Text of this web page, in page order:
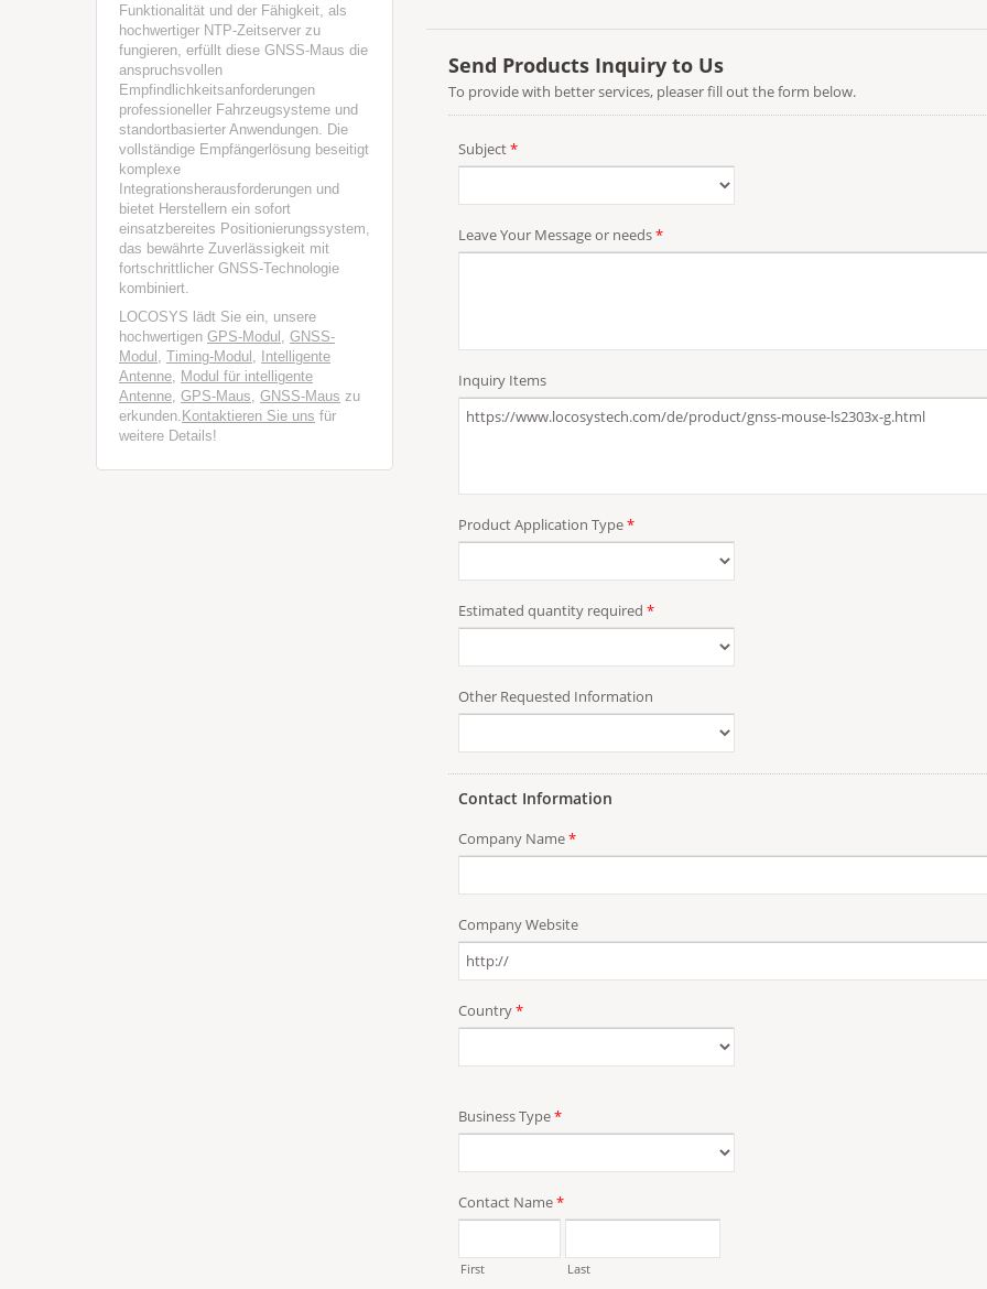
Funktionalität und der Fähigkeit, als
hochwertiger NTP-Zeitserver zu
fungieren, erfüllt diese GNSS-Maus die
anspruchsvollen
Empfindlichkeitsanforderungen
professioneller Fahrzeugsysteme und
standortbasierter Anwendungen. Die
vollständige Empfängerlösung beseitigt
komplexe
Integrationsherausforderungen und
bietet Herstellern ein sofort
einsatzbereites Positionierungssystem,
das bewährte Zuverlässigkeit mit
fortschrittlicher GNSS-Technologie
kombiniert.
LOCOSYS lädt Sie ein, unsere
hochwertigen GPS-Modul , GNSS-
Modul , Timing-Modul ,
Intelligente
Antenne, Modul für intelligente
Antenne, GPS-Maus, GNSS-Maus zu
erkunden. Kontaktieren Sie uns für
weitere Details!